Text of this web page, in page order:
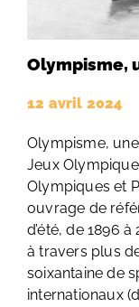
Olympisme,
12 avril 2024
Olympisme,
Jeux
Olympiques et
ouvrage de
d’été, de 1896
à travers plus
soixantaine de
internationaux